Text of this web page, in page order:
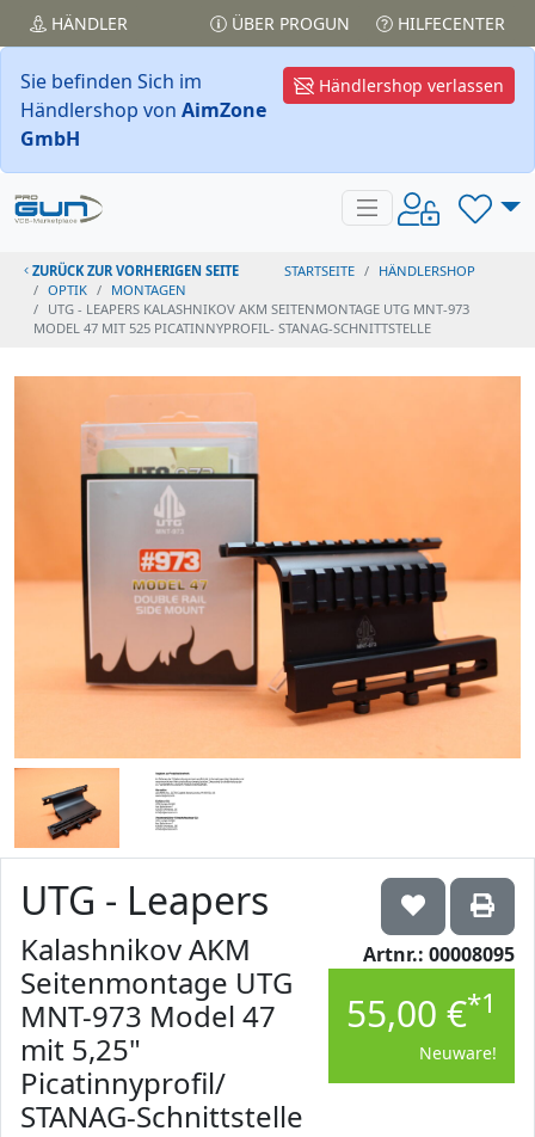
HÄNDLER ÜBER PROGUN HILFECENTER
Händlershop verlassen
Sie befinden Sich im
Händlershop von AimZone
GmbH
ZURÜCK ZUR VORHERIGEN SEITE STARTSEITE
HÄNDLERSHOP
OPTIK
MONTAGEN
UTG - LEAPERS KALASHNIKOV AKM SEITENMONTAGE UTG MNT-973
MODEL 47 MIT 525 PICATINNYPROFIL- STANAG-SCHNITTSTELLE
Artnr.: 00008095
55,00 €*1
Neuware!
UTG - Leapers
Kalashnikov AKM
Seitenmontage UTG
MNT-973 Model 47
mit 5,25"
Picatinnyprofil/
STANAG-Schnittstelle